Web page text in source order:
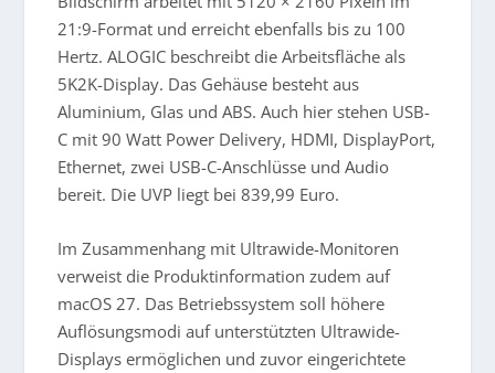
21:9-Format und erreicht ebenfalls bis zu 100
Hertz. ALOGIC beschreibt die Arbeitsfläche als
5K2K-Display. Das Gehäuse besteht aus
Aluminium, Glas und ABS. Auch hier stehen USB-
C mit 90 Watt Power Delivery, HDMI, DisplayPort,
Ethernet, zwei USB-C-Anschlüsse und Audio
bereit. Die UVP liegt bei 839,99 Euro.
Im Zusammenhang mit Ultrawide-Monitoren
verweist die Produktinformation zudem auf
macOS 27. Das Betriebssystem soll höhere
Auflösungsmodi auf unterstützten Ultrawide-
Displays ermöglichen und zuvor eingerichtete